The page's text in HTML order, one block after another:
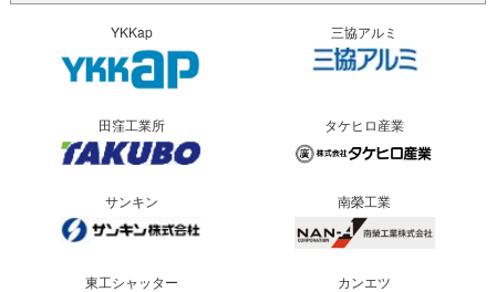
YKKap 三協アルミ
田窪工業所 タケヒロ産業
サンキン 南榮工業
東工シャッター カンエツ